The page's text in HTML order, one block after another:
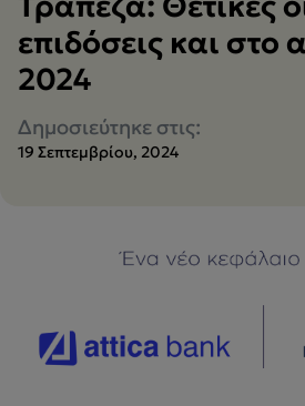
επιδόσεις και στο
2024
Δημοσιεύτηκε στις:
19 Σεπτεμβρίου, 2024